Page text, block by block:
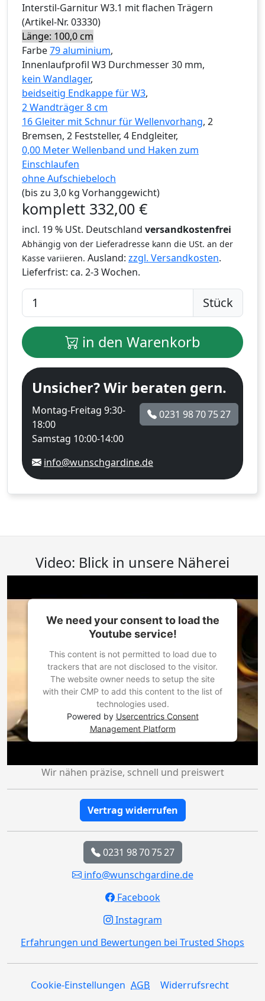
Interstil-GarniturW3.1 mit flachen Trägern
(Artikel-Nr. 03330)
Länge: 100,0 cm
Farbe79 aluminium,
Innenlaufprofil W3 Durchmesser 30 mm,
kein Wandlager,
beidseitig Endkappe für W3,
2 Wandträger 8 cm
16 Gleiter mit Schnur für Wellenvorhang, 2
Bremsen, 2 Feststeller, 4 Endgleiter,
0,00 Meter Wellenband und Haken zum
Einschlaufen
ohne Aufschiebeloch
(bis zu 3,0 kg Vorhanggewicht)
komplett 332,00 €
incl. 19 % USt. Deutschland versandkostenfrei
Abhängig von der Lieferadresse kann die USt. an der
Kasse variieren. Ausland: zzgl. Versandkosten.
Lieferfrist: ca. 2-3 Wochen.
Stück
in den Warenkorb
Unsicher? Wir beraten gern.
Montag-Freitag 9:30-
18:00
Samstag 10:00-14:00
0231 98 70 75 27
info@wunschgardine.de
Video: Blick in unsere Näherei
We need your consent to load the
Youtube service!
This content is not permitted to load due to
trackers that are not disclosed to the visitor.
The website owner needs to setup the site
with their CMP to add this content to the list of
technologies used.
Powered by Usercentrics Consent
Management Platform
Wir nähen präzise, schnell und preiswert
Vertrag widerrufen
0231 98 70 75 27
info@wunschgardine.de
Facebook
Instagram
Erfahrungen und Bewertungen bei Trusted Shops
Cookie-Einstellungen AGB Widerrufsrecht